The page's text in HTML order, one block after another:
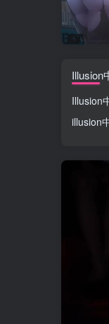
Illusion
Illusion
illusion